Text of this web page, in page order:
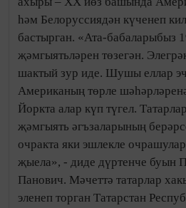
һәм Белоруссиядән күченеп
бастырган. «Ата-бабаларыбыз
җәмгыятьләрен төзегән.
шактый зур иде. Шушы еллар
Американың төрле
Йоркта алар күп түгел.
җәмгыять әгъзаларының
очракта яки эшлекле
җыела», - диде дүртенче буын
Панович. Мәчеттә татарлар
эленеп торган Татарстан